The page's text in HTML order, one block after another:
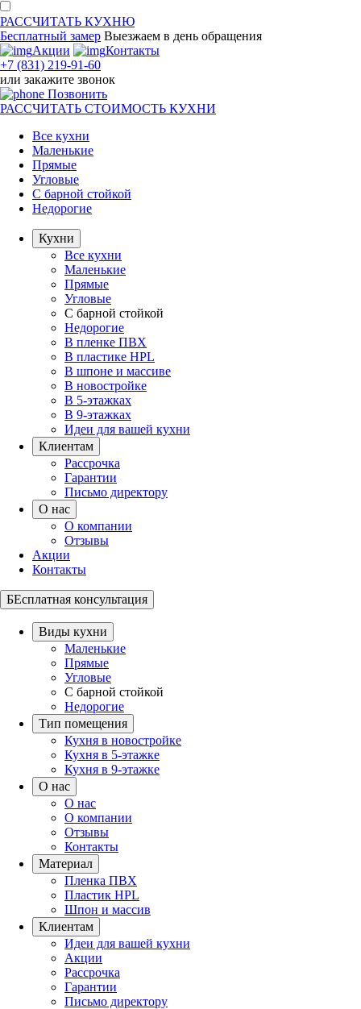
РАССЧИТАТЬ КУХНЮ
Бесплатный замер Выезжаем в день обращения
Акции
Контакты
+7 (831) 219-91-60
или закажите звонок
Позвонить
РАССЧИТАТЬ СТОИМОСТЬ КУХНИ
Все кухни
Маленькие
Прямые
Угловые
С барной стойкой
Недорогие
Кухни
Все кухни
Маленькие
Прямые
Угловые
С барной стойкой
Недорогие
В пленке ПВХ
В пластике HPL
В шпоне и массиве
В новостройке
В 5-этажках
В 9-этажках
Идеи для вашей кухни
Клиентам
Рассрочка
Гарантии
Письмо директору
О нас
О компании
Отзывы
Акции
Контакты
БЕсплатная консультация
Виды кухни
Маленькие
Прямые
Угловые
С барной стойкой
Недорогие
Тип помещения
Кухня в новостройке
Кухня в 5-этажке
Кухня в 9-этажке
О нас
О нас
О компании
Отзывы
Контакты
Материал
Пленка ПВХ
Пластик HPL
Шпон и массив
Клиентам
Идеи для вашей кухни
Акции
Рассрочка
Гарантии
Письмо директору